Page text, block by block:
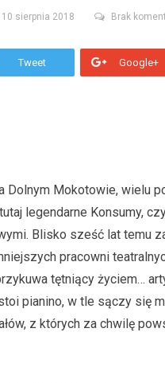
10 sierpnia 2018 Brak
Tweet Google+
Dolnym Mokotowie, wielu
legendarne Konsumy,
Blisko sześć lat temu
pracowni
tętniący życiem…
pianino, w tle sączy się
z których za chwilę